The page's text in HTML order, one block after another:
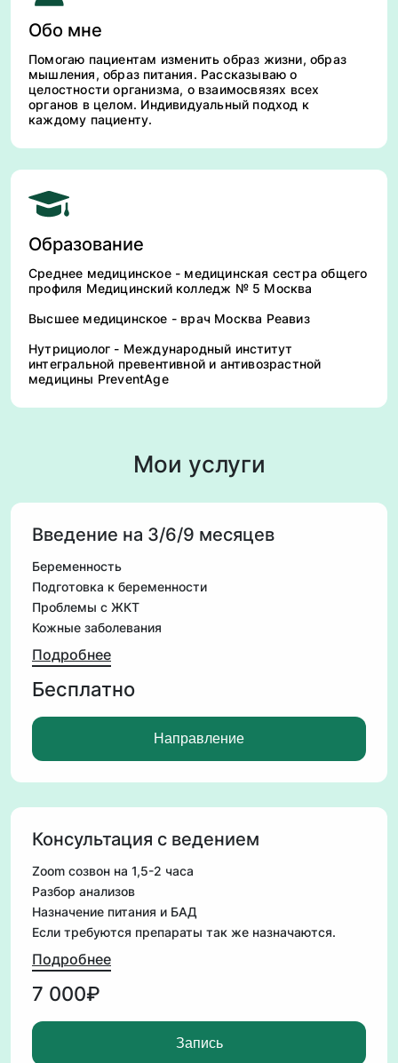
Обо мне
Помогаю пациентам изменить образ жизни, образ
мышления, образ питания. Рассказываю о
целостности организма, о взаимосвязях всех
органов в целом. Индивидуальный подход к
каждому пациенту.
Образование
Среднее медицинское - медицинская сестра общего
профиля Медицинский колледж № 5 Москва
Высшее медицинское - врач Москва Реавиз
Нутрициолог - Международный институт
интегральной превентивной и антивозрастной
медицины PreventAge
Мои услуги
Введение на 3/6/9 месяцев
Беременность
Подготовка к беременности
Проблемы с ЖКТ
Кожные заболевания
Варикоз
Восстановление зрения
Работа с школьниками и студентами
Цена зависит от времени введения
Подробнее
Бесплатно
Направление
Консультация с ведением
Zoom созвон на 1,5-2 часа
Разбор анализов
Назначение питания и БАД
Если требуются препараты так же назначаются.
Вы получите пдф файл с рекомендациями на 3
месяца.
Результат - наладите стул, исчезнут кожные
проблемы (псориаз, дерматит, акне и т.д) сбросите
Подробнее
7 000₽
Запись